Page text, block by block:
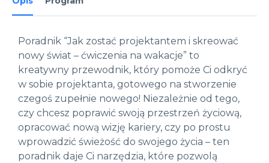
Poradnik “Jak zostać projektantem i skreować
nowy świat – ćwiczenia na wakacje” to
kreatywny przewodnik, który pomoże Ci odkryć
w sobie projektanta, gotowego na stworzenie
czegoś zupełnie nowego! Niezależnie od tego,
czy chcesz poprawić swoją przestrzeń życiową,
opracować nową wizję kariery, czy po prostu
wprowadzić świeżość do swojego życia – ten
poradnik daje Ci narzędzia, które pozwolą